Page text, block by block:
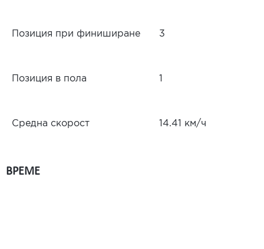
Позиция при финиширане 3
Позиция в пола
Средна скорост 14.41 км/ч
ВРЕМЕ